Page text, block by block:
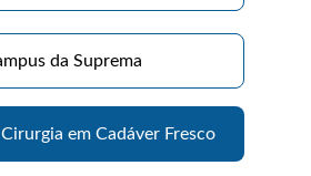
em Cadáver Fresco
da Suprema